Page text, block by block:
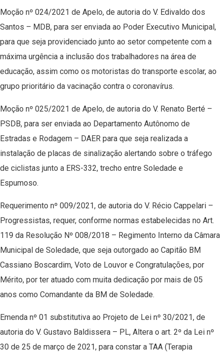
Moção nº 024/2021 de Apelo, de autoria do V. Edivaldo dos
Santos – MDB, para ser enviada ao Poder Executivo Municipal,
para que seja providenciado junto ao setor competente com a
máxima urgência a inclusão dos trabalhadores na área de
educação, assim como os motoristas do transporte escolar, ao
grupo prioritário da vacinação contra o coronavírus.
Moção nº 025/2021 de Apelo, de autoria do V. Renato Berté –
PSDB, para ser enviada ao Departamento Autônomo de
Estradas e Rodagem – DAER para que seja realizada a
instalação de placas de sinalização alertando sobre o tráfego
de ciclistas junto a ERS-332, trecho entre Soledade e
Espumoso.
Requerimento nº 009/2021, de autoria do V. Récio Cappelari –
Progressistas, requer, conforme normas estabelecidas no Art.
119 da Resolução Nº 008/2018 – Regimento Interno da Câmara
Municipal de Soledade, que seja outorgado ao Capitão BM
Cassiano Boscardim, Voto de Louvor e Congratulações, por
Mérito, por ter atuado com muita dedicação por mais de 05
anos como Comandante da BM de Soledade.
Emenda nº 01 substitutiva ao Projeto de Lei nº 30/2021, de
autoria do V. Gustavo Baldissera – PL, Altera o art. 2º da Lei nº
30 de 25 de março de 2021, para constar a TAA (Terapia